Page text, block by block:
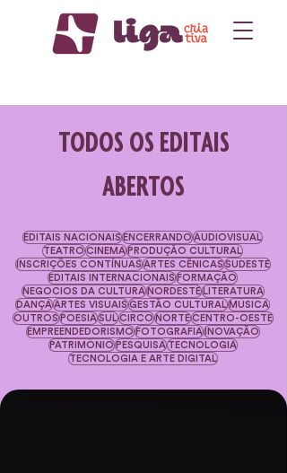
TODOS OS EDITAIS
ABERTOS
EDITAIS NACIONAISENCERRANDOAUDIOVISUAL
TEATROCINEMAPRODUÇÃO CULTURAL
INSCRIÇÕES CONTÍNUASARTES CÊNICASSUDESTE
EDITAIS INTERNACIONAISFORMAÇÃO
NEGOCIOS DA CULTURANORDESTELITERATURA
DANÇAARTES VISUAISGESTÃO CULTURALMÚSICA
OUTROSPOESIASULCIRCONORTECENTRO-OESTE
EMPREENDEDORISMOFOTOGRAFIAINOVAÇÃO
PATRIMÔNIOPESQUISATECNOLOGIA
TECNOLOGIA E ARTE DIGITAL